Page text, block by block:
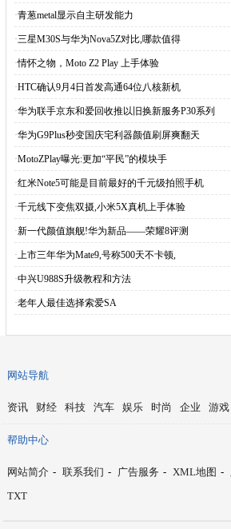
·青葱metal显示自主研发能力
·三星M30S与华为Nova5Z对比,哪款值得
·情怀之物，Moto Z2 Play 上手体验
·HTC确认9月4日首发高通64位八核新机
·华为联手京东和爱回收推以旧换新服务P30系列
·华为G9Plus秒变国庆宅利器颜值刷屏爽翻天
·MotoZPlay曝光:更加“平民”的模块手
·红米Note5可能是目前最好的千元级拍照手机
·千元线下变焦双摄,小米5X真机上手体验
·新一代颜值旗舰!华为新品——荣耀8评测
·上市三年华为Mate9,号称500天不卡顿,
·中兴U988S升级教程和方法
·老年人最佳选择索爱SA
网站导航
资讯 财经 科技 汽车 娱乐 时尚 企业 游戏
帮助中心
网站简介 - 联系我们 - 广告服务 - XML地图 -
TXT